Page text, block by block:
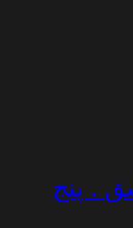
. پنج